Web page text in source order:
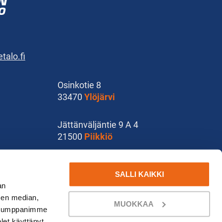
median,
SALLI KAIKKI
MUOKKAA
Osinkotie 8
33470 Ylöjärvi
Jättänväljäntie 9 A 4
21500 Piikkiö
Käsityökatu 37
Varkaus